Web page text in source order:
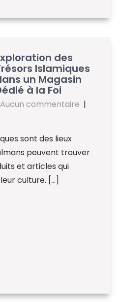
des
Islamiques
un Magasin
à la Foi
Aucun commentaire |
sont des lieux
peuvent trouver
et articles qui
culture. […]